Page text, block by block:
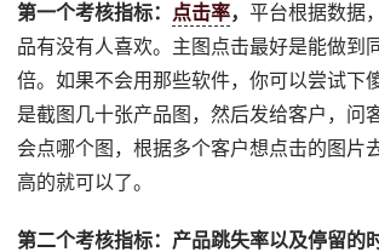
第一个考核指标： 点击率，平台根据数据
品有没有人喜欢。主图点击最好是能做到
倍。如果不会用那些软件，你可以尝试下
是截图几十张产品图，然后发给客户，问
会点哪个图，根据多个客户想点击的图片
高的就可以了。
第二个考核指标：产品跳失率以及停留的